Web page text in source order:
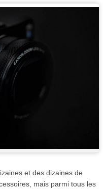
et des dizaines de
mais parmi tous les